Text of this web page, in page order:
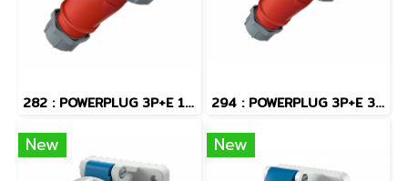
282 : POWERPLUG 3P+E 16A400Vผู้(IP67) 294 : POWERPLUG 3P+E 32A400Vผู้(IP67)
New New